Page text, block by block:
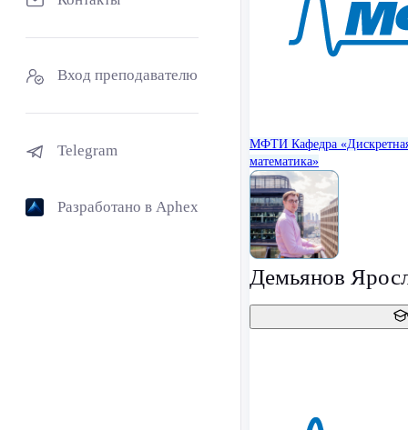
Вход преподавателю
Telegram
Разработано в Aphex
МФТИ Кафедра
математика»
Демьянов